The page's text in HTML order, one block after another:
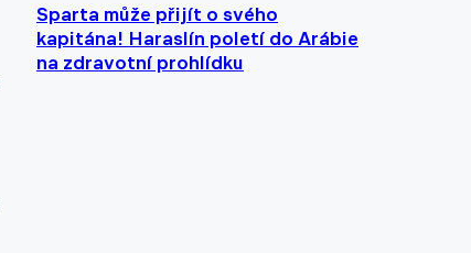
Sparta může přijít o svého
kapitána! Haraslín poletí do Arábie
na zdravotní prohlídku